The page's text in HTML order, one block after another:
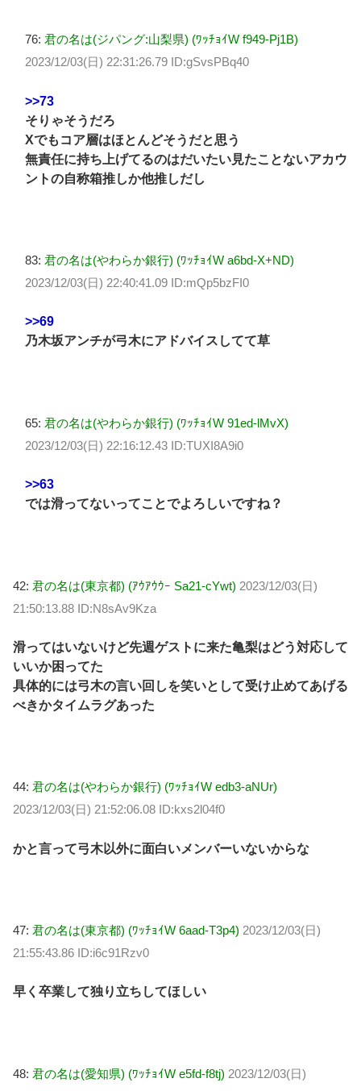
76: 君の名は(ジパング:山梨県) (ﾜｯﾁｮｲW f949-Pj1B)
2023/12/03(日) 22:31:26.79 ID:gSvsPBq40
>>73
そりゃそうだろ
Xでもコア層はほとんどそうだと思う
無責任に持ち上げてるのはだいたい見たことないアカウ
ントの自称箱推しか他推しだし
83: 君の名は(やわらか銀行) (ﾜｯﾁｮｲW a6bd-X+ND)
2023/12/03(日) 22:40:41.09 ID:mQp5bzFI0
>>69
乃木坂アンチが弓木にアドバイスしてて草
65: 君の名は(やわらか銀行) (ﾜｯﾁｮｲW 91ed-lMvX)
2023/12/03(日) 22:16:12.43 ID:TUXI8A9i0
>>63
では滑ってないってことでよろしいですね？
42: 君の名は(東京都) (ｱｳｱｳｳｰ Sa21-cYwt) 2023/12/03(日)
21:50:13.88 ID:N8sAv9Kza
滑ってはいないけど先週ゲストに来た亀梨はどう対応して
いいか困ってた
具体的には弓木の言い回しを笑いとして受け止めてあげる
べきかタイムラグあった
44: 君の名は(やわらか銀行) (ﾜｯﾁｮｲW edb3-aNUr)
2023/12/03(日) 21:52:06.08 ID:kxs2l04f0
かと言って弓木以外に面白いメンバーいないからな
47: 君の名は(東京都) (ﾜｯﾁｮｲW 6aad-T3p4) 2023/12/03(日)
21:55:43.86 ID:i6c91Rzv0
早く卒業して独り立ちしてほしい
48: 君の名は(愛知県) (ﾜｯﾁｮｲW e5fd-f8tj) 2023/12/03(日)